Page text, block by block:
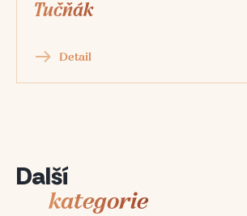
Tučňák
Detail
Další
kategorie